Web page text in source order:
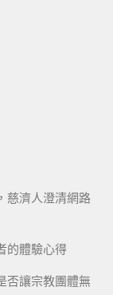
慈濟人澄清網路
的體驗心得
否讓宗教團體無